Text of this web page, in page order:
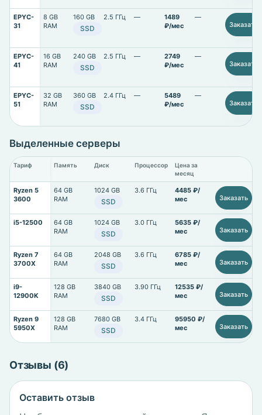
EPYC-
31
8 GB
RAM
160 GB
SSD
2.5 ГГц —
1489
₽/мес
—
Заказать
EPYC-
41
16 GB
RAM
240 GB
SSD
2.5 ГГц —
2749
₽/мес
—
Заказать
EPYC-
51
32 GB
RAM
360 GB
SSD
2.4 ГГц —
5489
₽/мес
—
Заказать
Выделенные серверы
Тариф Память Диск Процессор
Цена за
месяц
Ryzen 5
3600
64 GB
RAM
1024 GB
SSD
3.6 ГГц
4485 ₽/
мес
Заказать
i5-12500
64 GB
RAM
1024 GB
SSD
3.0 ГГц
5635 ₽/
мес
Заказать
Ryzen 7
3700X
64 GB
RAM
2048 GB
SSD
3.6 ГГц
6785 ₽/
мес
Заказать
i9-
12900K
128 GB
RAM
3840 GB
SSD
3.90 ГГц
12535 ₽/
мес
Заказать
Ryzen 9
5950X
128 GB
RAM
7680 GB
SSD
3.4 ГГц
95950 ₽/
мес
Заказать
Отзывы (6)
Оставить отзыв